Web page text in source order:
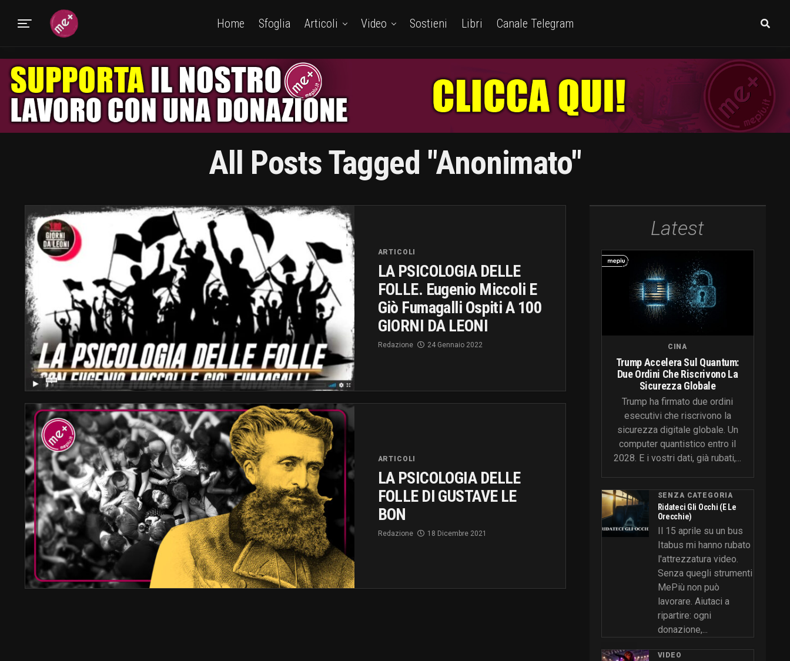
Home Sfoglia Articoli Video Sostieni Libri Canale Telegram
All Posts Tagged "anonimato"
ARTICOLI
LA PSICOLOGIA DELLE
FOLLE. Eugenio Miccoli E
Giò Fumagalli Ospiti A 100
GIORNI DA LEONI
Redazione 24 Gennaio 2022
ARTICOLI
LA PSICOLOGIA DELLE
FOLLE DI GUSTAVE LE
BON
Redazione 18 Dicembre 2021
Latest
CINA
Trump Accelera Sul Quantum:
Due Ordini Che Riscrivono La
Sicurezza Globale
Trump ha firmato due ordini
esecutivi che riscrivono la
sicurezza digitale globale. Un
computer quantistico entro il
2028. E i vostri dati, già rubati,...
SENZA CATEGORIA
Ridateci Gli Occhi (e Le
Orecchie)
Il 15 aprile su un bus
Itabus mi hanno rubato
l'attrezzatura video.
Senza quegli strumenti
MePiù non può
lavorare. Aiutaci a
ripartire: ogni
donazione,...
VIDEO